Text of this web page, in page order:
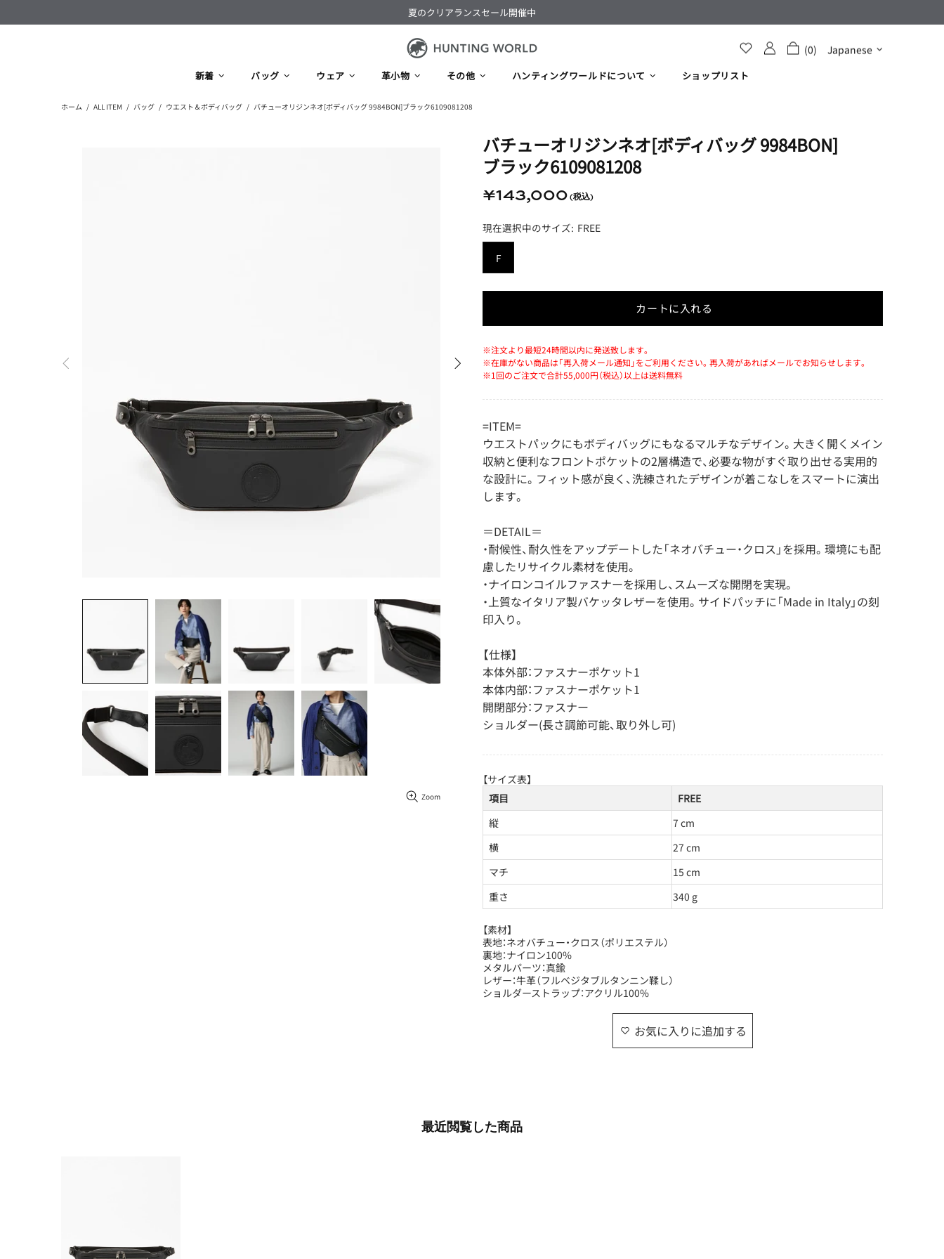
夏のクリアランスセール開催中
(0) Japanese
新着 バッグ ウェア 革小物 その他 ハンティングワールドについて ショップリスト
ホーム ALL ITEM バッグ ウエスト＆ボディバッグ バチューオリジンネオ[ボディバッグ 9984BON]ブラック6109081208
Zoom
バチューオリジンネオ[ボディバッグ 9984BON]
ブラック6109081208
¥143,000
FREE
カートに入れる
※注文より最短24時間以内に発送致します。
※在庫がない商品は「再入荷メール通知」をご利用ください。再入荷があればメールでお知らせします。
※1回のご注文で合計55,000円（税込）以上は送料無料
=ITEM=
ウエストパックにもボディバッグにもなるマルチなデザイン。大きく開くメイン
収納と便利なフロントポケットの2層構造で、必要な物がすぐ取り出せる実用的
な設計に。フィット感が良く、洗練されたデザインが着こなしをスマートに演出
します。
＝DETAIL＝
・耐候性、耐久性をアップデートした「ネオバチュー・クロス」を採用。環境にも配
慮したリサイクル素材を使用。
・ナイロンコイルファスナーを採用し、スムーズな開閉を実現。
・上質なイタリア製バケッタレザーを使用。サイドパッチに「Made in Italy」の刻
印入り。
【仕様】
本体外部：ファスナーポケット1
本体内部：ファスナーポケット1
開閉部分：ファスナー
ショルダー(長さ調節可能、取り外し可)
【サイズ表】
項目
FREE
縦
7 cm
横
27 cm
マチ
15 cm
重さ
340 g
【素材】
表地：ネオバチュー・クロス（ポリエステル）
裏地：ナイロン100%
メタルパーツ：真鍮
レザー：牛革（フルベジタブルタンニン鞣し）
ショルダーストラップ：アクリル100%
お気に入りに追加する
最近​閲覧した​商品